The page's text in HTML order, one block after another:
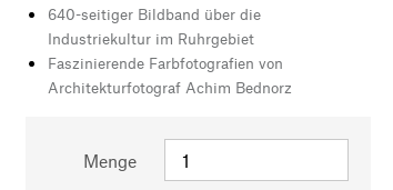
640-seitiger Bildband über die
Industriekultur im Ruhrgebiet
Faszinierende Farbfotografien von
Architekturfotograf Achim Bednorz
Menge